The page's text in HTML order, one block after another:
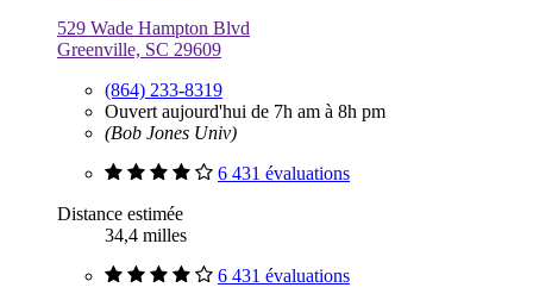
529 Wade Hampton Blvd
Greenville, SC 29609
(864) 233-8319
Ouvert aujourd'hui de 7h am à 8h pm
(Bob Jones Univ)
6 431 évaluations
Distance estimée
34,4 milles
6 431 évaluations